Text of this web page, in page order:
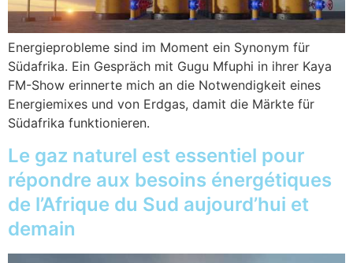
Energieprobleme sind im Moment ein Synonym für
Südafrika. Ein Gespräch mit Gugu Mfuphi in ihrer Kaya
FM-Show erinnerte mich an die Notwendigkeit eines
Energiemixes und von Erdgas, damit die Märkte für
Südafrika funktionieren.
Le gaz naturel est essentiel pour
répondre aux besoins énergétiques
de l’Afrique du Sud aujourd’hui et
demain